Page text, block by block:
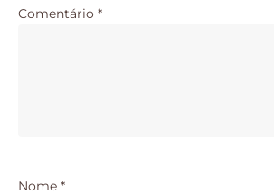
Comentário *
Nome *